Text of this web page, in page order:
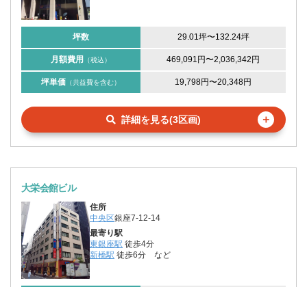
坪数 29.01坪〜132.24坪
月額費用 （税込） 469,091円〜2,036,342円
坪単価 （共益費を含む） 19,798円〜20,348円
詳細を見る(3区画) ＋
大栄会館ビル
住所
中央区銀座7-12-14
最寄り駅
東銀座駅 徒歩4分
新橋駅 徒歩6分 など